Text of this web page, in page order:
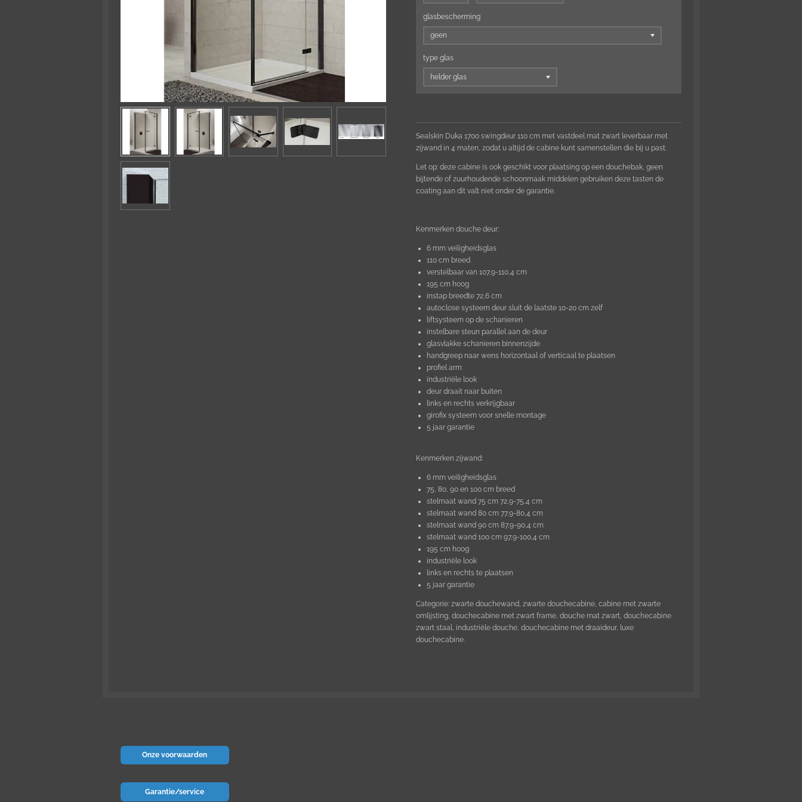
glasbescherming
type glas
Sealskin Duka 1700 swingdeur 110 cm met vastdeel mat zwart leverbaar met
zijwand in 4 maten, zodat u altijd de cabine kunt samenstellen die bij u past.
Let op: deze cabine is ook geschikt voor plaatsing op een douchebak, geen
bijtende of zuurhoudende schoonmaak middelen gebruiken deze tasten de
coating aan dit valt niet onder de garantie.
Kenmerken douche deur:
6 mm veiligheidsglas
110 cm breed
verstelbaar van 107,9-110,4 cm
195 cm hoog
instap breedte 72,6 cm
autoclose systeem deur sluit de laatste 10-20 cm zelf
liftsysteem op de schanieren
instelbare steun parallel aan de deur
glasvlakke schanieren binnenzijde
handgreep naar wens horizontaal of verticaal te plaatsen
profiel arm
industriële look
deur draait naar buiten
links en rechts verkrijgbaar
girofix systeem voor snelle montage
5 jaar garantie
Kenmerken zijwand:
6 mm veiligheidsglas
75, 80, 90 en 100 cm breed
stelmaat wand 75 cm 72,9-75,4 cm
stelmaat wand 80 cm 77,9-80,4 cm
stelmaat wand 90 cm 87,9-90,4 cm
stelmaat wand 100 cm 97,9-100,4 cm
195 cm hoog
industriële look
links en rechts te plaatsen
5 jaar garantie
Categorie: zwarte douchewand, zwarte douchecabine, cabine met zwarte
omlijsting, douchecabine met zwart frame, douche mat zwart, douchecabine
zwart staal, industriële douche, douchecabine met draaideur, luxe
douchecabine.
Onze voorwaarden
Garantie/service